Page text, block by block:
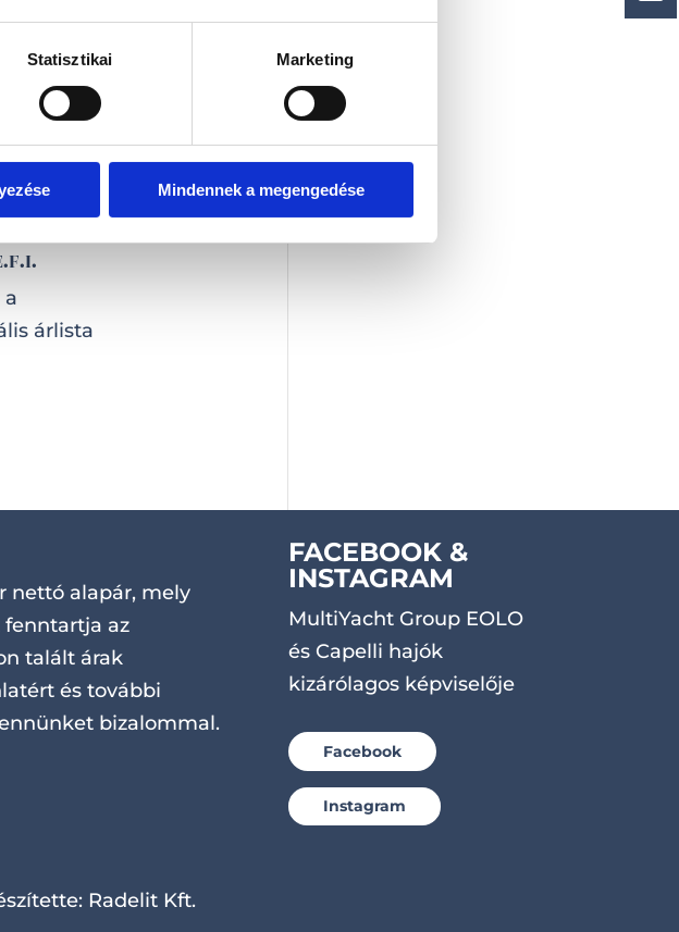
Statisztikai Marketing
Mindennek a megengedése
a
árlista
nettó alapár, mely
az
talált árak
és további
bizalommal.
FACEBOOK &
INSTAGRAM
MultiYacht Group EOLO
és Capelli hajók
kizárólagos képviselője
Facebook
Instagram
Radelit Kft.